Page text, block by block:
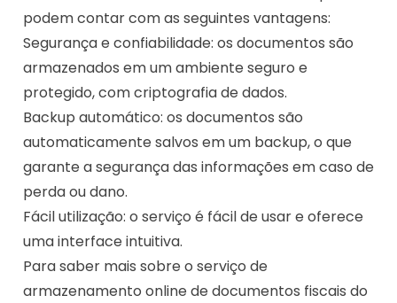
podem contar com as seguintes vantagens:
Segurança e confiabilidade: os documentos são
armazenados em um ambiente seguro e
protegido, com criptografia de dados.
Backup automático: os documentos são
automaticamente salvos em um backup, o que
garante a segurança das informações em caso de
perda ou dano.
Fácil utilização: o serviço é fácil de usar e oferece
uma interface intuitiva.
Para saber mais sobre o serviço de
armazenamento online de documentos fiscais do